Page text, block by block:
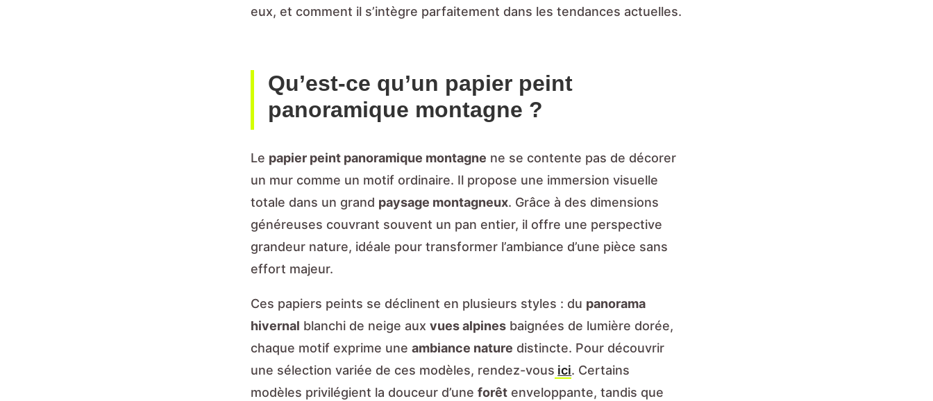
eux, et comment il s’intègre parfaitement dans les tendances actuelles.
Qu’est-ce qu’un papier peint
panoramique montagne ?
Le papier peint panoramique montagne ne se contente pas de décorer
un mur comme un motif ordinaire. Il propose une immersion visuelle
totale dans un grand paysage montagneux. Grâce à des dimensions
généreuses couvrant souvent un pan entier, il offre une perspective
grandeur nature, idéale pour transformer l’ambiance d’une pièce sans
effort majeur.
Ces papiers peints se déclinent en plusieurs styles : du panorama
hivernal blanchi de neige auxvues alpines baignées de lumière dorée,
chaque motif exprime uneambiance nature distincte. Pour découvrir
une sélection variée de ces modèles, rendez-vous ici. Certains
modèles privilégient la douceur d’uneforêt enveloppante, tandis que